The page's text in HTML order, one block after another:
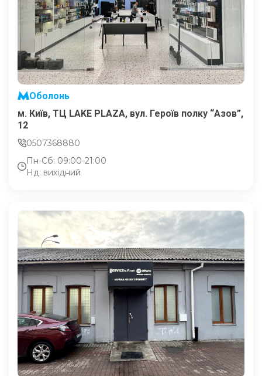
Оболонь
м. Київ, ТЦ LAKE PLAZA, вул. Героїв полку “Азов”,
12
0507368880
Пн-Сб: 09:00-21:00
Нд: вихідний